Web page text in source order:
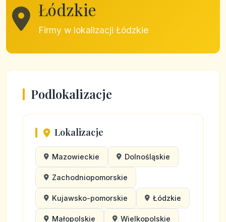
Łódzkie
Firmy w lokalizacji Łódzkie
Podlokalizacje
Lokalizacje
Mazowieckie Dolnośląskie
Zachodniopomorskie
Kujawsko-pomorskie Łódzkie
Małopolskie Wielkopolskie